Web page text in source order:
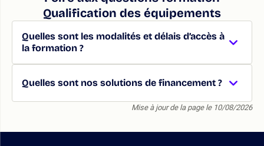
Qualification des équipements
Quelles sont les modalités et délais d’accès à
la formation ?
Quelles sont nos solutions de financement ?
Mise à jour de la page le 10/08/2026